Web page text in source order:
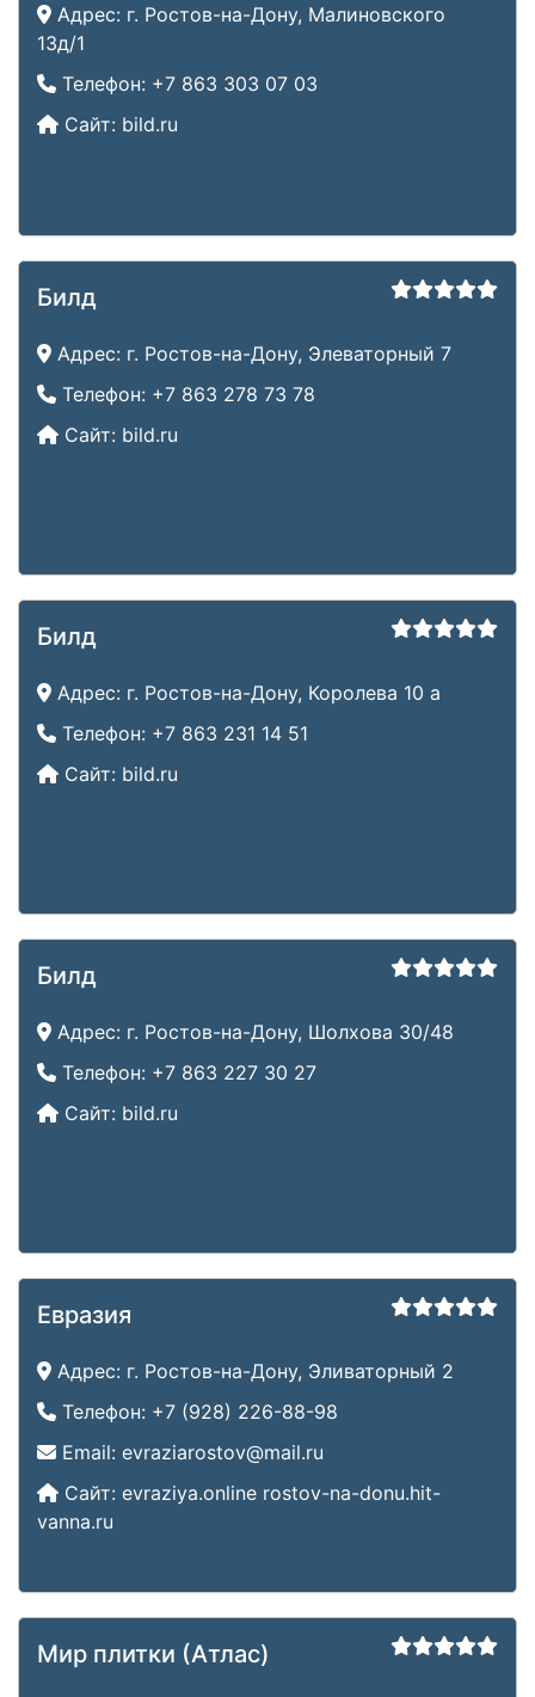
Адрес: г. Ростов-на-Дону, Малиновского
13д/1
Телефон: +7 863 303 07 03
Сайт: bild.ru
Билд
Адрес: г. Ростов-на-Дону, Элеваторный 7
Телефон: +7 863 278 73 78
Сайт: bild.ru
Билд
Адрес: г. Ростов-на-Дону, Королева 10 а
Телефон: +7 863 231 14 51
Сайт: bild.ru
Билд
Адрес: г. Ростов-на-Дону, Шолхова 30/48
Телефон: +7 863 227 30 27
Сайт: bild.ru
Евразия
Адрес: г. Ростов-на-Дону, Эливаторный 2
Телефон: +7 (928) 226-88-98
Email: evraziarostov@mail.ru
Сайт: evraziya.online rostov-na-donu.hit-
vanna.ru
Мир плитки (Атлас)